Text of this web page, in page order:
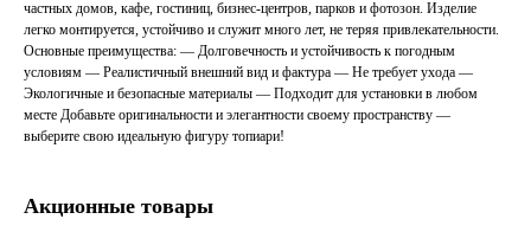
частных домов, кафе, гостиниц, бизнес-центров, парков и фотозон. Изделие
легко монтируется, устойчиво и служит много лет, не теряя привлекательности.
Основные преимущества: — Долговечность и устойчивость к погодным
условиям — Реалистичный внешний вид и фактура — Не требует ухода —
Экологичные и безопасные материалы — Подходит для установки в любом
месте Добавьте оригинальности и элегантности своему пространству —
выберите свою идеальную фигуру топиари!
Акционные товары